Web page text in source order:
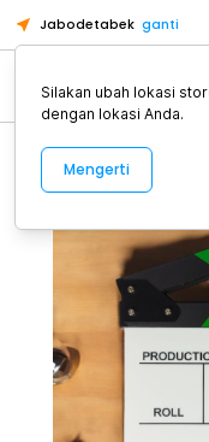
Jabodetabek ganti
Alat Kopi
Silakan ubah lokasi
dengan lokasi Anda.
Mengerti